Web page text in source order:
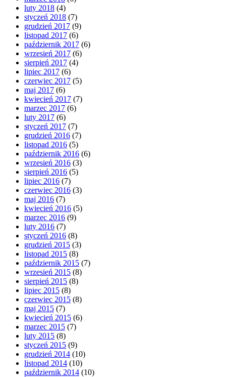
luty 2018 (4)
styczeń 2018 (7)
grudzień 2017 (9)
listopad 2017 (6)
październik 2017 (6)
wrzesień 2017 (6)
sierpień 2017 (4)
lipiec 2017 (6)
czerwiec 2017 (5)
maj 2017 (6)
kwiecień 2017 (7)
marzec 2017 (6)
luty 2017 (6)
styczeń 2017 (7)
grudzień 2016 (7)
listopad 2016 (5)
październik 2016 (6)
wrzesień 2016 (3)
sierpień 2016 (5)
lipiec 2016 (7)
czerwiec 2016 (3)
maj 2016 (7)
kwiecień 2016 (5)
marzec 2016 (9)
luty 2016 (7)
styczeń 2016 (8)
grudzień 2015 (3)
listopad 2015 (8)
październik 2015 (7)
wrzesień 2015 (8)
sierpień 2015 (8)
lipiec 2015 (8)
czerwiec 2015 (8)
maj 2015 (7)
kwiecień 2015 (6)
marzec 2015 (7)
luty 2015 (8)
styczeń 2015 (9)
grudzień 2014 (10)
listopad 2014 (10)
październik 2014 (10)